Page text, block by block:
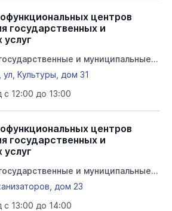
центров
государственных и
услуг
и муниципальные
Культуры, дом 31
12:00 до 13:00
центров
государственных и
услуг
и муниципальные
дом 23
13:00 до 14:00